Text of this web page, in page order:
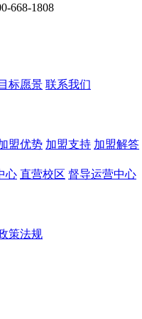
668-1808
目标愿景 联系我们
盟优势 加盟支持 加盟解答
心 直营校区 督导运营中心
策法规